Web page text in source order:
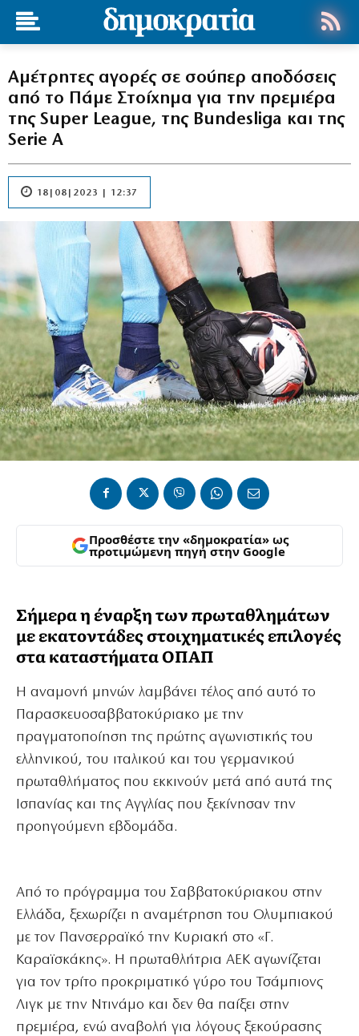
Αμέτρητες αγορές σε σούπερ αποδόσεις
από το Πάμε Στοίχημα για την πρεμιέρα
της Super League, της Bundesliga και της
Serie A
18|08|2023 | 12:37
Προσθέστε την «δημοκρατία» ως
προτιμώμενη πηγή στην Google
Σήμερα η έναρξη των πρωταθλημάτων
με εκατοντάδες στοιχηματικές επιλογές
στα καταστήματα ΟΠΑΠ
Η αναμονή μηνών λαμβάνει τέλος από αυτό το
Παρασκευοσαββατοκύριακο με την
πραγματοποίηση της πρώτης αγωνιστικής του
ελληνικού, του ιταλικού και του γερμανικού
πρωταθλήματος που εκκινούν μετά από αυτά της
Ισπανίας και της Αγγλίας που ξεκίνησαν την
προηγούμενη εβδομάδα.
Από το πρόγραμμα του Σαββατοκύριακου στην
Ελλάδα, ξεχωρίζει η αναμέτρηση του Ολυμπιακού
με τον Πανσερραϊκό την Κυριακή στο «Γ.
Καραϊσκάκης». Η πρωταθλήτρια ΑΕΚ αγωνίζεται
για τον τρίτο προκριματικό γύρο του Τσάμπιονς
Λιγκ με την Ντινάμο και δεν θα παίξει στην
πρεμιέρα, ενώ αναβολή για λόγους ξεκούρασης